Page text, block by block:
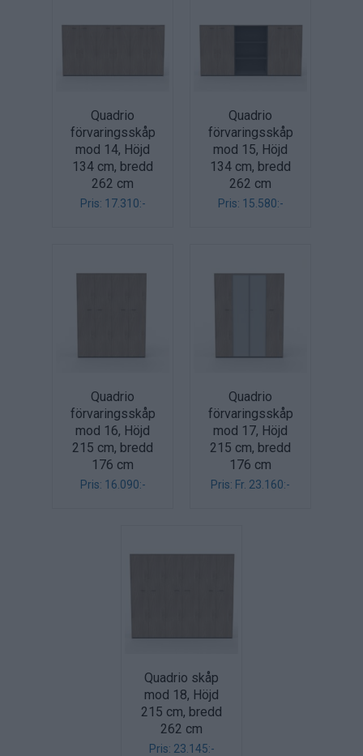
Quadrio
förvaringsskåp
mod 14, Höjd
134 cm, bredd
262 cm
Pris: 17.310:-
Quadrio
förvaringsskåp
mod 15, Höjd
134 cm, bredd
262 cm
Pris: 15.580:-
Quadrio
förvaringsskåp
mod 16, Höjd
215 cm, bredd
176 cm
Pris: 16.090:-
Quadrio
förvaringsskåp
mod 17, Höjd
215 cm, bredd
176 cm
Pris: Fr. 23.160:-
Quadrio skåp
mod 18, Höjd
215 cm, bredd
262 cm
Pris: 23.145:-